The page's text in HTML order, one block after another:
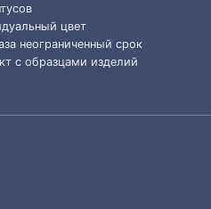
цвет
неограниченный срок
с образцами изделий